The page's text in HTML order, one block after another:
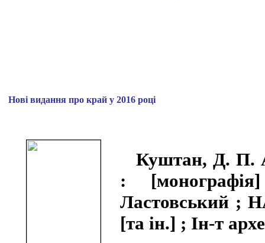
Нові видання про край у 2016 році
Куштан, Д. П.
:
Ластовський ;
[та ін.] ; Ін-т